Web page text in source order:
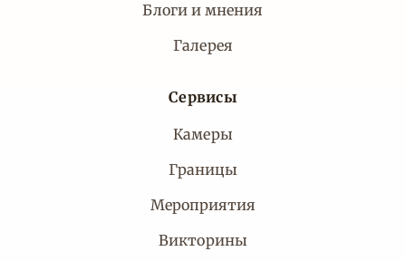
Блоги и мнения
Галерея
Сервисы
Камеры
Границы
Мероприятия
Викторины